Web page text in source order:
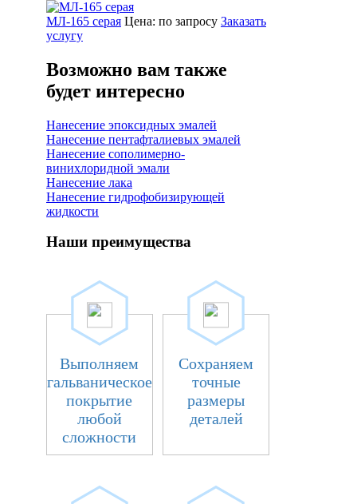
МЛ-165 серая Цена: по запросу Заказать
услугу
Возможно вам также
будет интересно
Нанесение эпоксидных эмалей
Нанесение пентафталиевых эмалей
Нанесение сополимерно-
винихлоридной эмали
Нанесение лака
Нанесение гидрофобизирующей
жидкости
Наши преимущества
Выполняем
гальваническое
покрытие
любой
сложности
Сохраняем
точные
размеры
деталей